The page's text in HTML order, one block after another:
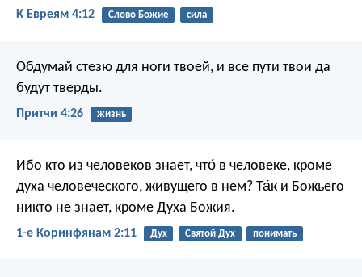
К Евреям 4:12 Слово Божие сила
Обдумай стезю для ноги твоей, и все пути твои да
будут тверды.
Притчи 4:26 жизнь
Ибо кто из человеков знает, что́ в человеке, кроме
духа человеческого, живущего в нем? Та́к и Божьего
никто не знает, кроме Духа Божия.
1-е Коринфянам 2:11 Дух Святой Дух понимать